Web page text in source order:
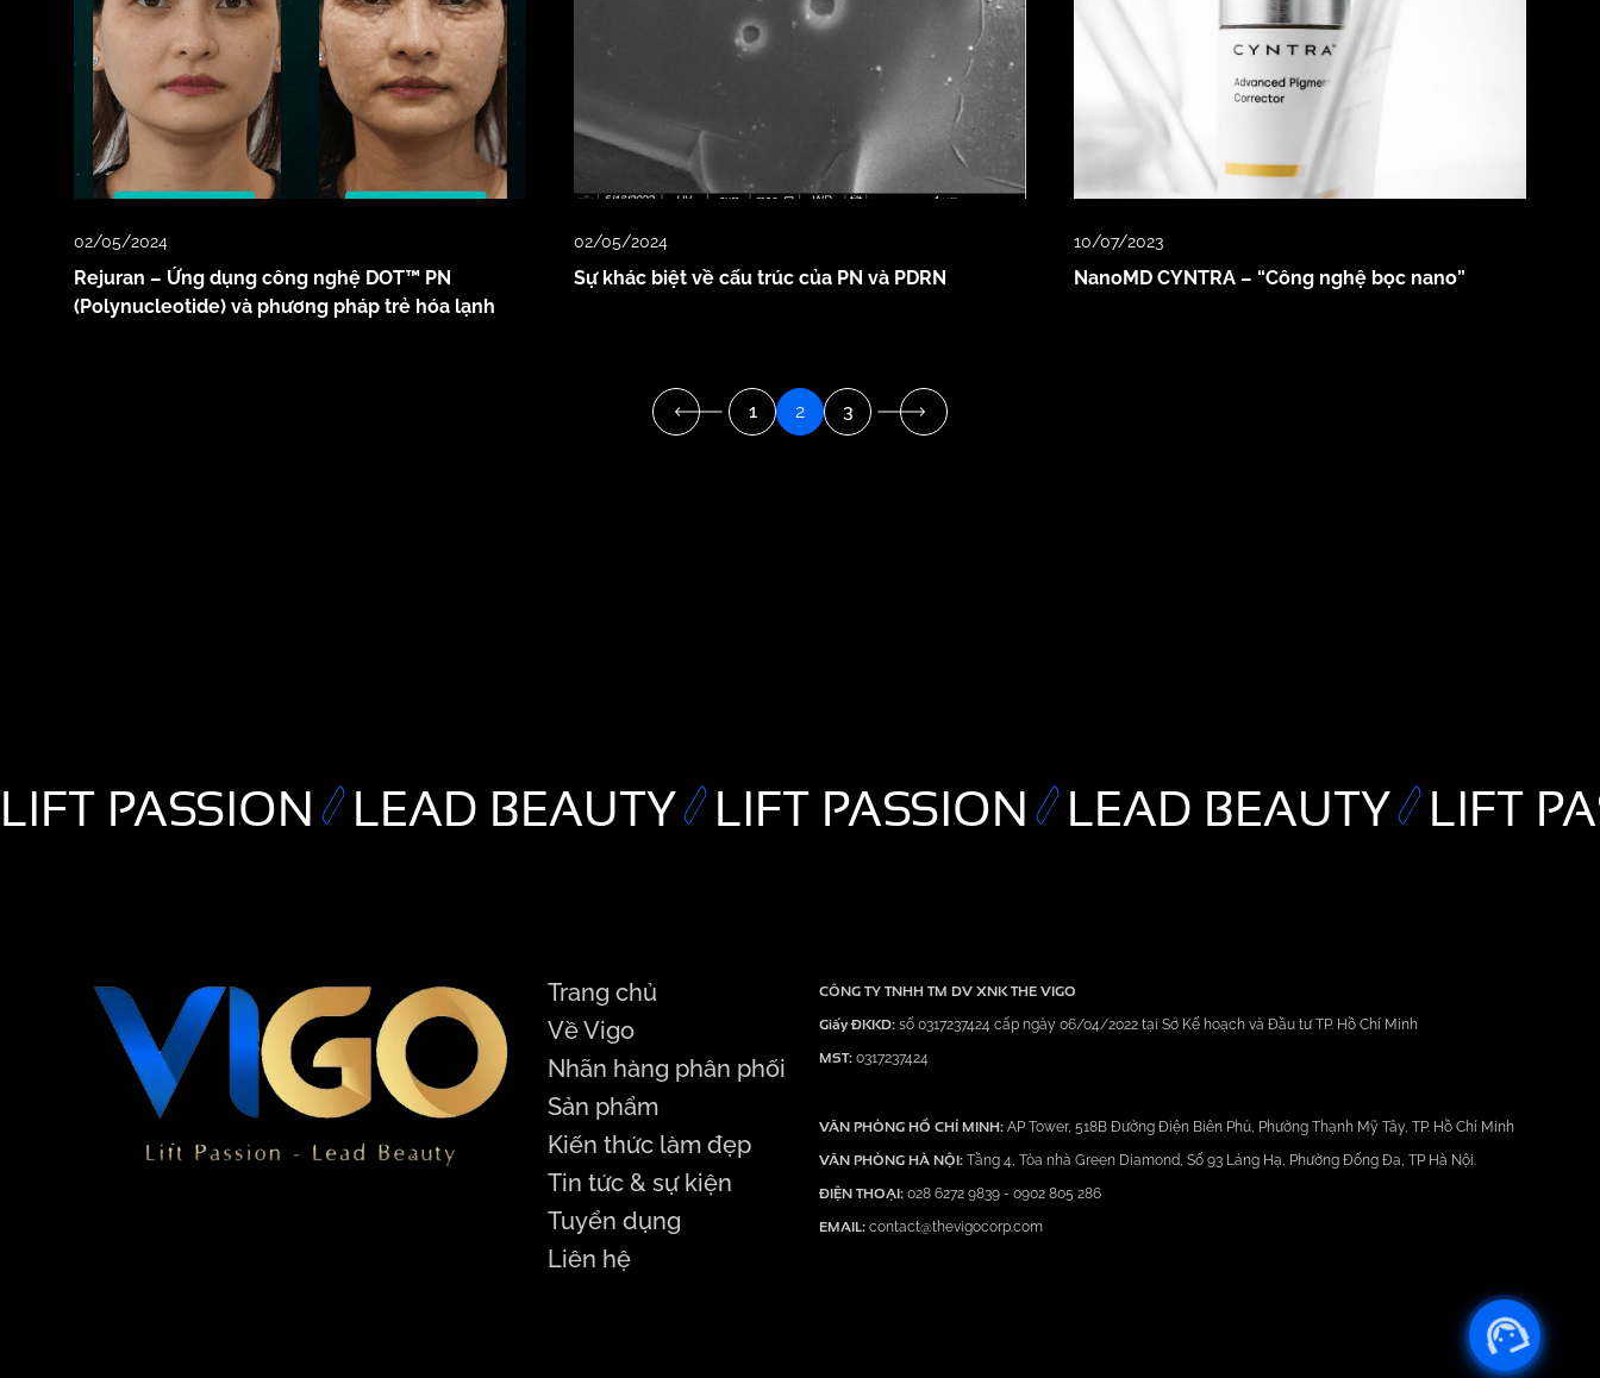
02/05/2024
Rejuran – Ứng dụng công nghệ DOT™ PN
(Polynucleotide) và phương pháp trẻ hóa lạnh
02/05/2024
Sự khác biệt về cấu trúc của PN và PDRN
10/07/2023
NanoMD CYNTRA – “Công nghệ bọc nano”
1 2 3
LIFT PASSION LEAD BEAUTY LIFT PASSION LEAD BEAUTY LIFT
Trang chủ
Về Vigo
Nhãn hàng phân phối
Sản phẩm
Kiến thức làm đẹp
Tin tức & sự kiện
Tuyển dụng
Liên hệ
CÔNG TY TNHH TM DV XNK THE VIGO
Giấy ĐKKD: số 0317237424 cấp ngày 06/04/2022 tại Sở Kế hoạch và Đầu tư TP. Hồ Chí Minh
MST: 0317237424
VĂN PHÒNG HỒ CHÍ MINH: AP Tower, 518B Đường Điện Biên Phủ, Phường Thạnh Mỹ Tây, TP. Hồ Chí Minh
VĂN PHÒNG HÀ NỘI: Tầng 4, Tòa nhà Green Diamond, Số 93 Láng Hạ, Phường Đống Đa, TP Hà Nội.
ĐIỆN THOẠI: 028 6272 9839 - 0902 805 286
EMAIL: contact@thevigocorp.com